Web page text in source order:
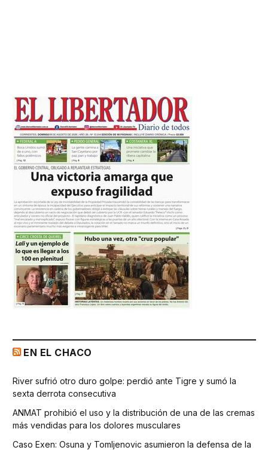
EN EL CHACO
River sufrió otro duro golpe: perdió ante Tigre y sumó la
sexta derrota consecutiva
ANMAT prohibió el uso y la distribución de una de las cremas
más vendidas para los dolores musculares
Caso Exen: Osuna y Tomljenovic asumieron la defensa de la